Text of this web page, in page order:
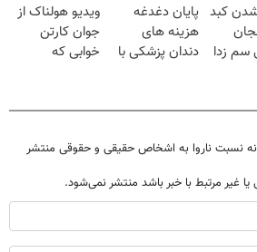
درمانش کرد؟؟؟؟
کبد
سم زدا
پایان دغدغه
هزینه های
دندان پزشکی با
ویدیو هولناک از
جوان کارتن
خوابی که
نسبت ناروا به اشخاص حقیقی و حقوقی منتشر
یا غیر مرتبط با خبر باشد منتشر نمی‌شود.